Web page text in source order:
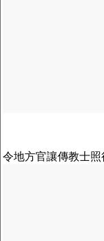
令地方官讓傳教士照